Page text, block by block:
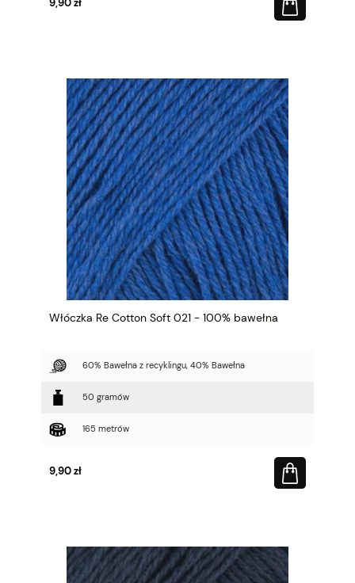
9,90 zł
Włóczka Re Cotton Soft 021 - 100% bawełna
60% Bawełna z recyklingu, 40% Bawełna
50 gramów
165 metrów
9,90 zł